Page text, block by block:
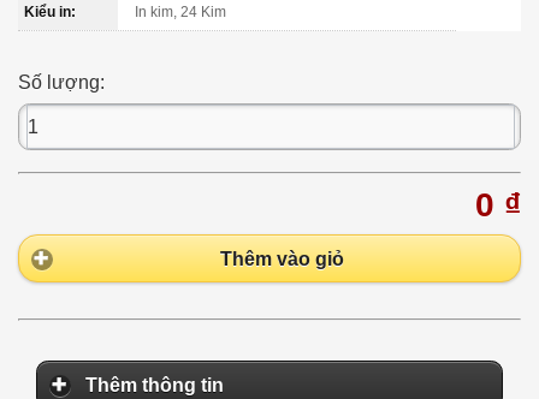
Kiểu in: In kim, 24 Kim
Số lượng:
0 ₫
Thêm vào giỏ
Thêm thông tin